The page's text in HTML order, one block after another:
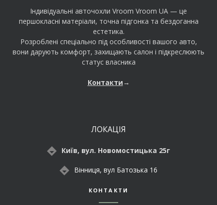
Індивідуальні авточохли Vroom Vroom UA — це
першокласні матеріали, точна підгонка та бездоганна
естетика.
Розроблені спеціально під особливості вашого авто,
вони дарують комфорт, захищають салон і підкреслюють
статус власника
Контакти→
ЛОКАЦІЯ
Київ, вул. Новомостицька 25г
Вінниця, вул Батозька 16
КОНТАКТИ